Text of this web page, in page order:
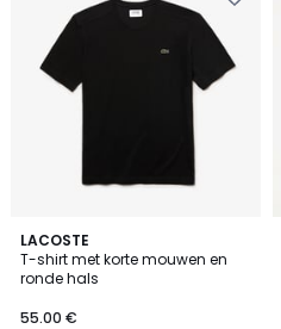
LACOSTE
T-shirt met korte mouwen en
ronde hals
55.00 €
5
/
5
4
Kleuren